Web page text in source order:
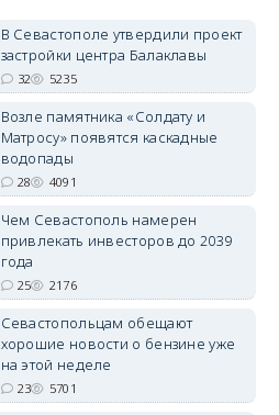
В Севастополе утвердили проект
застройки центра Балаклавы
32 5235
Возле памятника «Солдату и
Матросу» появятся каскадные
водопады
28 4091
Чем Севастополь намерен
привлекать инвесторов до 2039
года
25 2176
Севастопольцам обещают
хорошие новости о бензине уже
на этой неделе
23 5701